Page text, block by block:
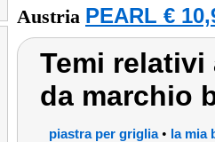
Austria PEARL €
Temi
da marchio
piastra per griglia• la mia